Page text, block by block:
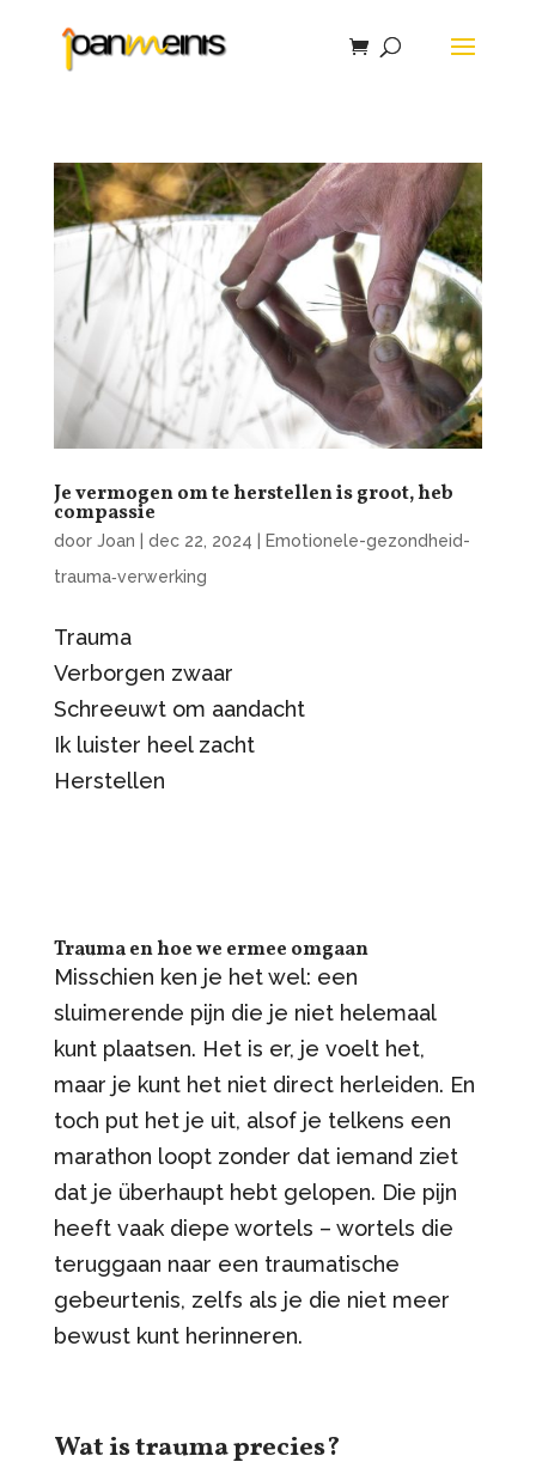
Je vermogen om te herstellen is groot, heb
compassie
door Joan dec 22, 2024
Emotionele-gezondheid-
trauma‑verwerking
Trauma
Verborgen zwaar
Schreeuwt om aandacht
Ik luister heel zacht
Herstellen
Trauma en hoe we ermee omgaan
Misschien ken je het wel: een
sluimerende pijn die je niet helemaal
kunt plaatsen. Het is er, je voelt het,
maar je kunt het niet direct herleiden. En
toch put het je uit, alsof je telkens een
marathon loopt zonder dat iemand ziet
dat je überhaupt hebt gelopen. Die pijn
heeft vaak diepe wortels – wortels die
teruggaan naar een traumatische
gebeurtenis, zelfs als je die niet meer
bewust kunt herinneren.
Wat is trauma precies?